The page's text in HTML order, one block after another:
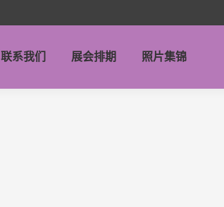
联系我们 展会排期 照片集锦